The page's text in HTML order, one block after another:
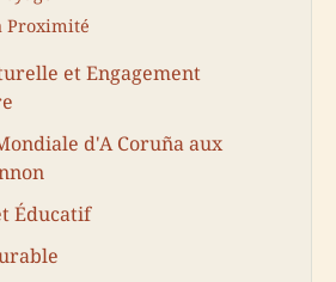
Proximité
et Engagement
d'A Coruña aux
Éducatif